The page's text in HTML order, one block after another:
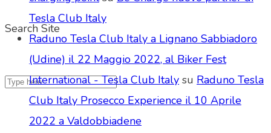
Search Site
Tesla Club Italy
Raduno Tesla Club Italy a Lignano Sabbiadoro
(Udine) il 22 Maggio 2022, al Biker Fest
International - Tesla Club Italy su Raduno Tesla
Club Italy Prosecco Experience il 10 Aprile
2022 a Valdobbiadene